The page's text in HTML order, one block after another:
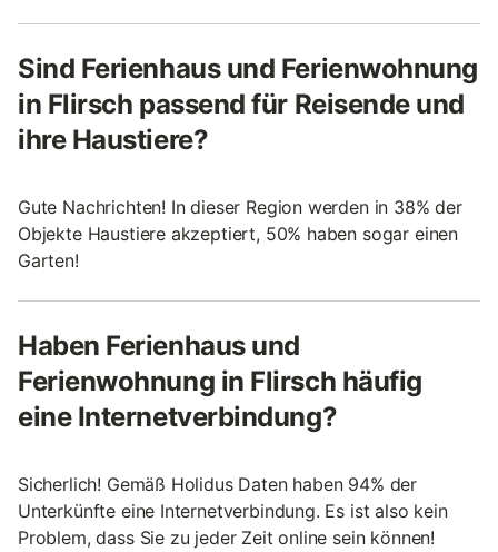
Sind Ferienhaus und Ferienwohnung
in Flirsch passend für Reisende und
ihre Haustiere?
Gute Nachrichten! In dieser Region werden in 38% der
Objekte Haustiere akzeptiert, 50% haben sogar einen
Garten!
Haben Ferienhaus und
Ferienwohnung in Flirsch häufig
eine Internetverbindung?
Sicherlich! Gemäß Holidus Daten haben 94% der
Unterkünfte eine Internetverbindung. Es ist also kein
Problem, dass Sie zu jeder Zeit online sein können!